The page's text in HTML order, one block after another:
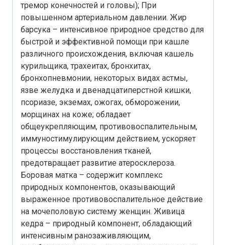
тремор конечностей и головы); При
повышенном артериальном давлении. Жир
барсука – интенсивное природное средство для
быстрой и эффективной помощи при кашле
различного происхождения, включая кашель
курильщика, трахеитах, бронхитах,
бронхопневмонии, некоторых видах астмы,
язве желудка и двенадцатиперстной кишки,
псориазе, экземах, ожогах, обморожении,
морщинах на коже; обладает
общеукрепляющим, противовоспалительным,
иммуностимулирующим действием, ускоряет
процессы восстановления тканей,
предотвращает развитие атеросклероза.
Боровая матка – содержит комплекс
природных компонентов, оказывающий
выраженное противовоспалительное действие
на мочеполовую систему женщин. Живица
кедра – природный компонент, обладающий
интенсивным ранозаживляющим,